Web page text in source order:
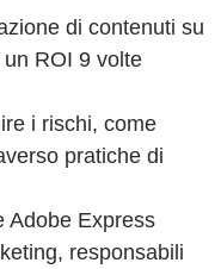
di contenuti su
ROI 9 volte
i rischi, come
pratiche di
Adobe Express
responsabili